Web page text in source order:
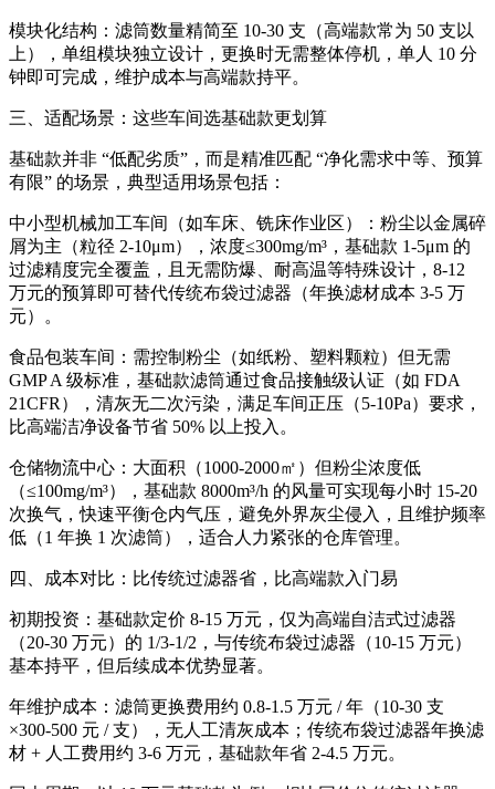
模块化结构：滤筒数量精简至 10-30 支（高端款常为 50 支以
上），单组模块独立设计，更换时无需整体停机，单人 10 分
钟即可完成，维护成本与高端款持平。
三、适配场景：这些车间选基础款更划算
基础款并非 “低配劣质”，而是精准匹配 “净化需求中等、预算
有限” 的场景，典型适用场景包括：
中小型机械加工车间（如车床、铣床作业区）：粉尘以金属碎
屑为主（粒径 2-10μm），浓度≤300mg/m³，基础款 1-5μm 的
过滤精度完全覆盖，且无需防爆、耐高温等特殊设计，8-12
万元的预算即可替代传统布袋过滤器（年换滤材成本 3-5 万
元）。
食品包装车间：需控制粉尘（如纸粉、塑料颗粒）但无需
GMP A 级标准，基础款滤筒通过食品接触级认证（如 FDA
21CFR），清灰无二次污染，满足车间正压（5-10Pa）要求，
比高端洁净设备节省 50% 以上投入。
仓储物流中心：大面积（1000-2000㎡）但粉尘浓度低
（≤100mg/m³），基础款 8000m³/h 的风量可实现每小时 15-20
次换气，快速平衡仓内气压，避免外界灰尘侵入，且维护频率
低（1 年换 1 次滤筒），适合人力紧张的仓库管理。
四、成本对比：比传统过滤器省，比高端款入门易
初期投资：基础款定价 8-15 万元，仅为高端自洁式过滤器
（20-30 万元）的 1/3-1/2，与传统布袋过滤器（10-15 万元）
基本持平，但后续成本优势显著。
年维护成本：滤筒更换费用约 0.8-1.5 万元 / 年（10-30 支
×300-500 元 / 支），无人工清灰成本；传统布袋过滤器年换滤
材 + 人工费用约 3-6 万元，基础款年省 2-4.5 万元。